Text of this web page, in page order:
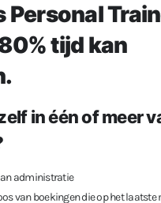
Personal
tijd kan
in één of meer
administratie
van boekingen die op het